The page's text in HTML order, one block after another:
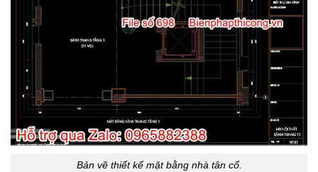
Bản vẽ thiết kế mặt bằng nhà tân cổ.